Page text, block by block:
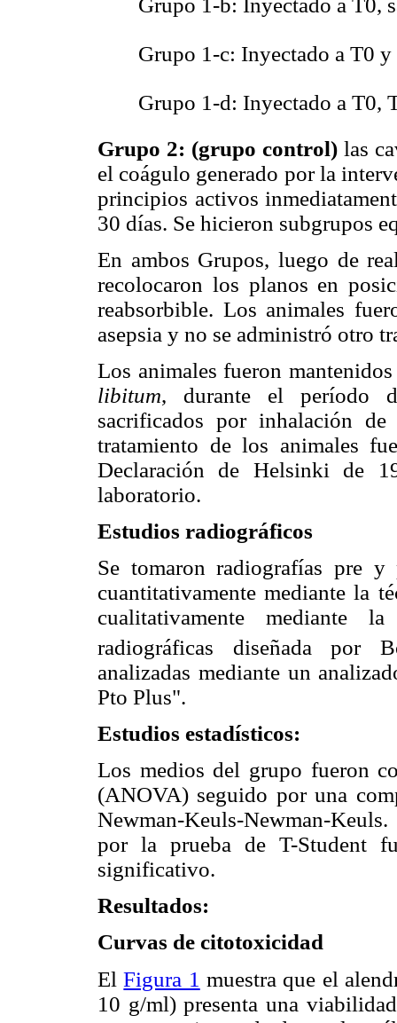
 Grupo 1-c: Inyectado a T0
 Grupo 1-d: Inyectado a
Grupo 2: (grupo control)las
el coágulo generado por la
principios activos
30 días. Se hicieron subgrupos
En ambos Grupos, luego de
recolocaron los planos en
reabsorbible. Los animales
asepsia y no se administró otro
Los animales fueron
libitum, durante el período
sacrificados por inhalación
tratamiento de los animales
Declaración de Helsinki de
laboratorio.
Estudios radiográficos
Se tomaron radiografías pre y
cuantitativamente mediante la
cualitativamente mediante
radiográficas diseñada por
analizadas mediante un
Pto Plus".
Estudios estadísticos:
Los medios del grupo fueron
(ANOVA) seguido por una
Newman-Keuls-Newman-
por la prueba de T-Student
significativo.
Resultados:
Curvas de citotoxicidad
ElFigura 1 muestra que el
10 g/ml) presenta una